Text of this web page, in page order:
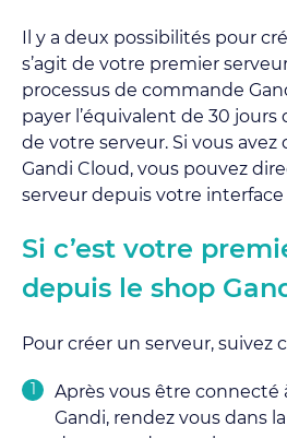
Il y a deux possibilités pour
s’agit de votre premier
processus de commande
payer l’équivalent de 30
de votre serveur. Si vous avez
Gandi Cloud, vous pouvez
serveur depuis votre interface
Si c’est votre
depuis le shop
Pour créer un serveur, suivez
Après vous être connecté
Gandi, rendez vous dans